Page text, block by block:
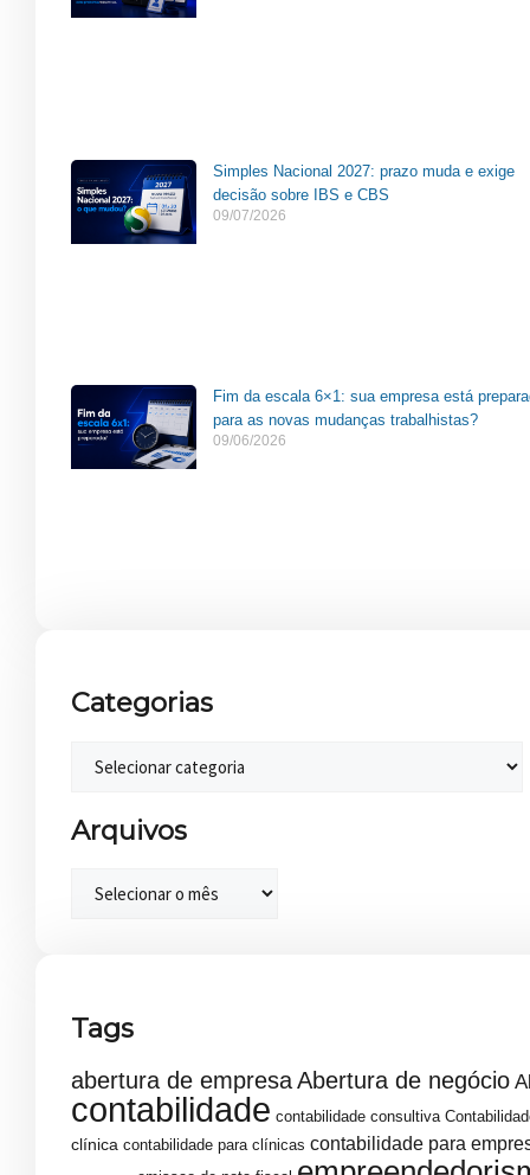
Simples Nacional 2027: prazo muda e exige
decisão sobre IBS e CBS
09/07/2026
Fim da escala 6×1: sua empresa está
para as novas mudanças trabalhistas?
09/06/2026
Categorias
Arquivos
Tags
abertura de empresaAbertura de negócio
contabilidade contabilidade consultiva
clínica contabilidade para clínicas contabilidade para